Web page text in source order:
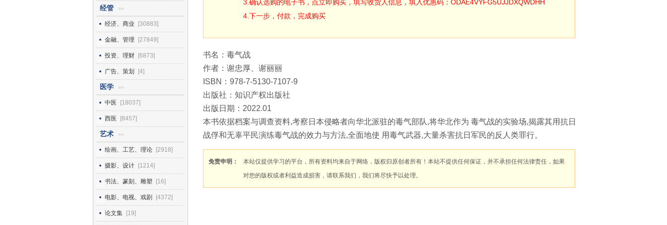
经管 >>
经济、商业 [30883]
金融、管理 [27849]
投资、理财 [6873]
广告、策划 [4]
医学 >>
中医 [18037]
西医 [8457]
艺术 >>
绘画、工艺、理论 [2918]
摄影、设计 [1214]
书法、篆刻、雕塑 [16]
电影、电视、戏剧 [4372]
论文集 [19]
3.确认选购的电子书，点立即购买，填写收货人信息，填入优惠码：ODAE4VYFG5UJJDXQWDHH
4.下一步，付款，完成购买
书名：毒气战
作者：谢忠厚、谢丽丽
ISBN：978-7-5130-7107-9
出版社：知识产权出版社
出版日期：2022.01
本书依据档案与调查资料,考察日本侵略者向华北派驻的毒气部队,将华北作为 毒气战的实验场,揭露其用抗日
战俘和无辜平民演练毒气战的效力与方法,全面地使 用毒气武器,大量杀害抗日军民的反人类罪行。
免责申明：
本站仅提供学习的平台，所有资料均来自于网络，版权归原创者所有！本站不提供任何保证，并不承担任何法律责任，如果
对您的版权或者利益造成损害，请联系我们，我们将尽快予以处理。